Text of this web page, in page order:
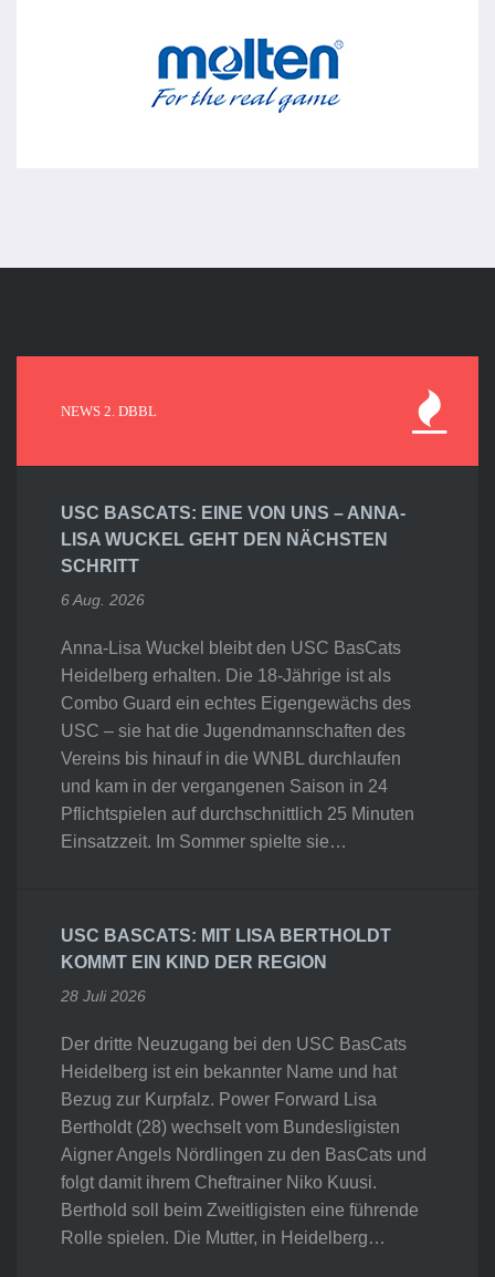
NEWS 2. DBBL
USC BASCATS: EINE VON UNS – ANNA-
LISA WUCKEL GEHT DEN NÄCHSTEN
SCHRITT
6 Aug. 2026
Anna-Lisa Wuckel bleibt den USC BasCats
Heidelberg erhalten. Die 18-Jährige ist als
Combo Guard ein echtes Eigengewächs des
USC – sie hat die Jugendmannschaften des
Vereins bis hinauf in die WNBL durchlaufen
und kam in der vergangenen Saison in 24
Pflichtspielen auf durchschnittlich 25 Minuten
Einsatzzeit. Im Sommer spielte sie…
USC BASCATS: MIT LISA BERTHOLDT
KOMMT EIN KIND DER REGION
28 Juli 2026
Der dritte Neuzugang bei den USC BasCats
Heidelberg ist ein bekannter Name und hat
Bezug zur Kurpfalz. Power Forward Lisa
Bertholdt (28) wechselt vom Bundesligisten
Aigner Angels Nördlingen zu den BasCats und
folgt damit ihrem Cheftrainer Niko Kuusi.
Berthold soll beim Zweitligisten eine führende
Rolle spielen. Die Mutter, in Heidelberg…